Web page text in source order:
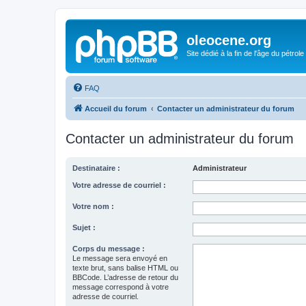
oleocene.org
Site dédié à la fin de l'âge du pétrole
FAQ
Accueil du forum Contacter un administrateur du forum
Contacter un administrateur du forum
Destinataire : Administrateur
Votre adresse de courriel :
Votre nom :
Sujet :
Corps du message :
Le message sera envoyé en
texte brut, sans balise HTML ou
BBCode. L’adresse de retour du
message correspond à votre
adresse de courriel.